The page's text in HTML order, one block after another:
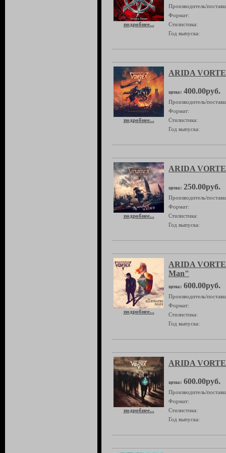
подробнее...
Производитель/
Формат:
Стилистика:
Год выпуска:
подробнее...
ARIDA
цена: 400.00руб.
Производитель/
Формат:
Стилистика:
Год выпуска:
подробнее...
ARIDA
цена: 250.00руб.
Производитель/
Формат:
Стилистика:
Год выпуска:
подробнее...
ARIDA
Man"
цена: 600.00руб.
Производитель/
Формат:
Стилистика:
Год выпуска:
подробнее...
ARIDA
цена: 600.00руб.
Производитель/
Формат:
Стилистика:
Год выпуска: